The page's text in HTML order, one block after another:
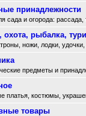
принадлежности
сада и огорода:
охота, рыбалка,
ножи, лодки, удочки,
предметы и
платья, костюмы,
товары